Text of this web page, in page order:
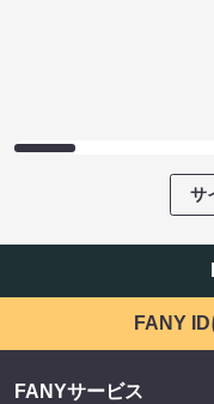
サ
FANY
FANYサービス